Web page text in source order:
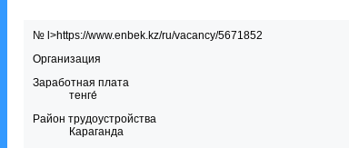
№ l>https://www.enbek.kz/ru/vacancy/5671852
Организация
Заработная плата
тенге́
Район трудоустройства
Караганда